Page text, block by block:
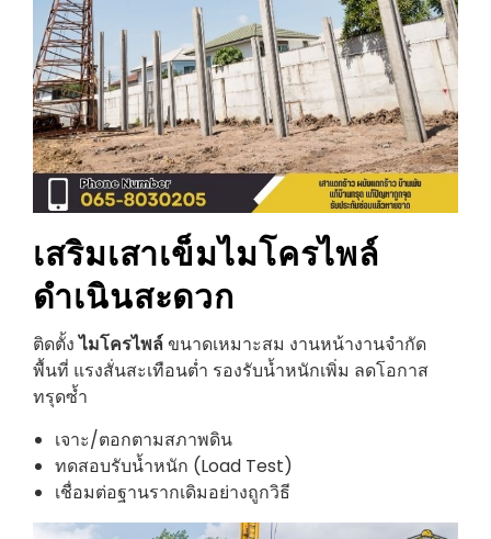
เสริมเสาเข็มไมโครไพล์
ดำเนินสะดวก
ติดตั้งไมโครไพล์ขนาดเหมาะสม งานหน้างานจำกัด
พื้นที่ แรงสั่นสะเทือนต่ำ รองรับน้ำหนักเพิ่ม ลดโอกาส
ทรุดซ้ำ
เจาะ/ตอกตามสภาพดิน
ทดสอบรับน้ำหนัก (Load Test)
เชื่อมต่อฐานรากเดิมอย่างถูกวิธี